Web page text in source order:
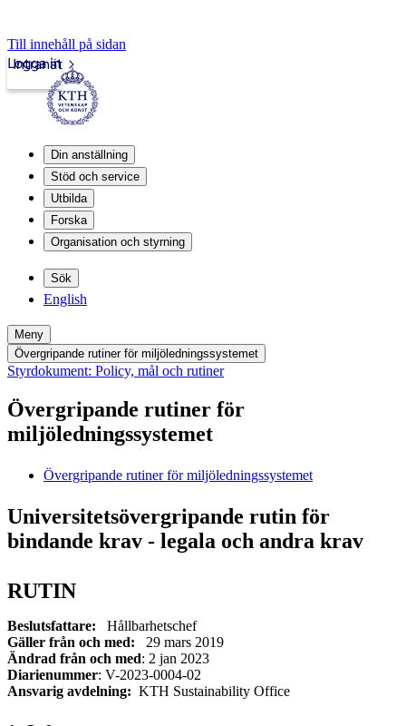
Till innehåll på sidan
Intranät
Logga in
Din anställning
Stöd och service
Utbilda
Forska
Organisation och styrning
Sök
English
Meny
Övergripande rutiner för miljöledningssystemet
Styrdokument: Policy, mål och rutiner
Övergripande rutiner för
miljöledningssystemet
Övergripande rutiner för miljöledningssystemet
Universitetsövergripande rutin för
bindande krav - legala och andra krav
RUTIN
Beslutsfattare:
Hållbarhetschef
Gäller från och med:
29 mars 2019
Ändrad från och med: 2 jan 2023
Diarienummer: V-2023-0004-02
Ansvarig avdelning: KTH Sustainability Office